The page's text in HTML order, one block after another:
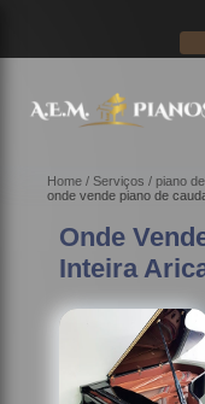
Home Serviços piano
onde vende piano de
Onde
Inteira